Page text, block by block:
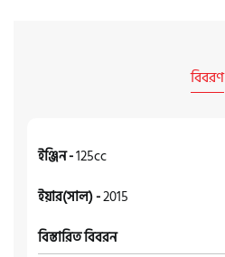
বিবরণ
ইঞ্জিন -125cc
ইয়ার(সাল) -2015
বিস্তারিত বিবরন